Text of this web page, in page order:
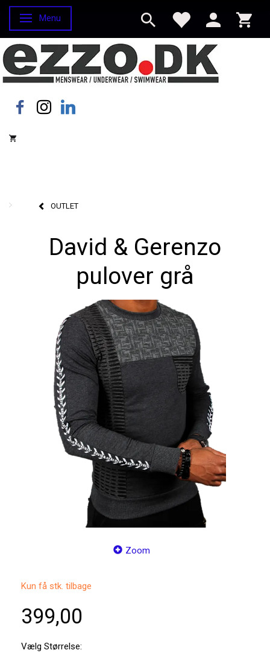
Skifte navigation
Menu
OUTLET
David & Gerenzo
pulover grå
Zoom
Kun få stk. tilbage
399,00
Vælg Størrelse: